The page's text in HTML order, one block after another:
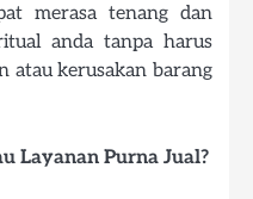
merasa tenang dan
anda tanpa harus
atau kerusakan barang
Layanan Purna Jual?